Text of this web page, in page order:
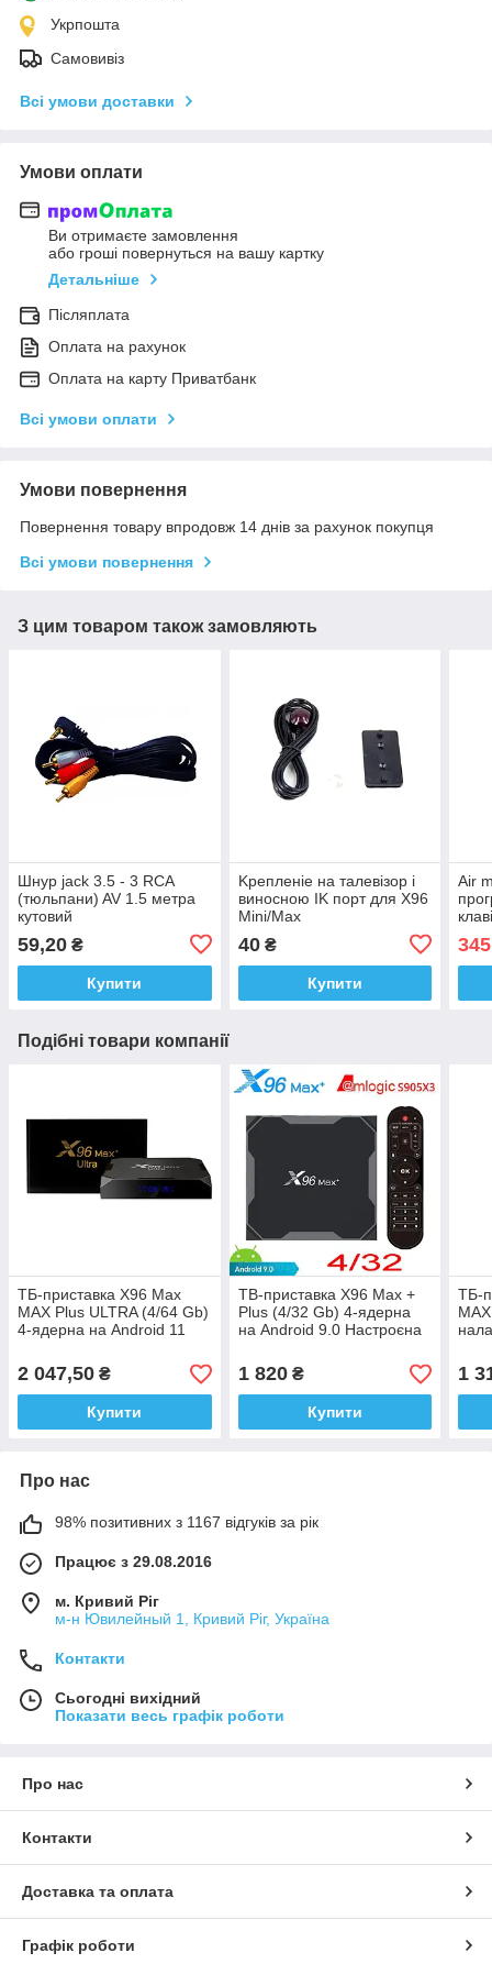
Укрпошта
Самовивіз
Всі умови доставки
Умови оплати
Ви отримаєте замовлення
або гроші повернуться на вашу картку
Детальніше
Післяплата
Оплата на рахунок
Оплата на карту Приватбанк
Всі умови оплати
Умови повернення
Повернення товару впродовж 14 днів за рахунок покупця
Всі умови повернення
З цим товаром також замовляють
Шнур jack 3.5 - 3 RCA
(тюльпани) AV 1.5 метра
кутовий
59,20 ₴
Купити
Kpeплeніe нa талeвізop і
винocною ІK пopт для Х96
Мini/Мах
40₴
Купити
Air
Подібні товари компанії
ТБ-приставка X96 Max
MAX Plus ULTRA (4/64 Gb)
4-ядерна на Android 11
2 047,50 ₴
Купити
ТВ-приставка X96 Max +
Plus (4/32 Gb) 4-ядерна
на Android 9.0 Настроєна
1 820₴
Купити
ТБ-
1
Про нас
98% позитивних з 1167 відгуків за рік
Працює з 29.08.2016
м. Кривий Ріг
м-н Ювилейный 1, Кривий Ріг, Україна
Контакти
Сьогодні вихідний
Показати весь графік роботи
Про нас
Контакти
Доставка та оплата
Графік роботи